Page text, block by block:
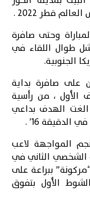
قطر 2022 .
وحتى صافرة
طوال اللقاء في
الجنوبية.
على صافرة بداية
الأول ، من رأسية
الغت الهدف بداعي
16′ .
عاد نجم المواجهة لاعب
الشخصي الثاني في
ببراعة على
الأول بتفوق